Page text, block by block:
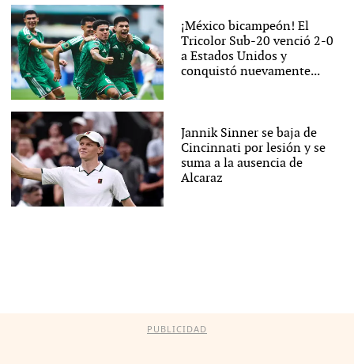
¡México bicampeón! El
Tricolor Sub-20 venció 2-0
a Estados Unidos y
conquistó nuevamente...
Jannik Sinner se baja de
Cincinnati por lesión y se
suma a la ausencia de
Alcaraz
PUBLICIDAD